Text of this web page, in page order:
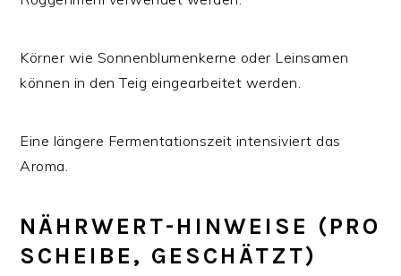
Körner wie Sonnenblumenkerne oder Leinsamen
können in den Teig eingearbeitet werden.
Eine längere Fermentationszeit intensiviert das
Aroma.
NÄHRWERT-HINWEISE (PRO
SCHEIBE, GESCHÄTZT)